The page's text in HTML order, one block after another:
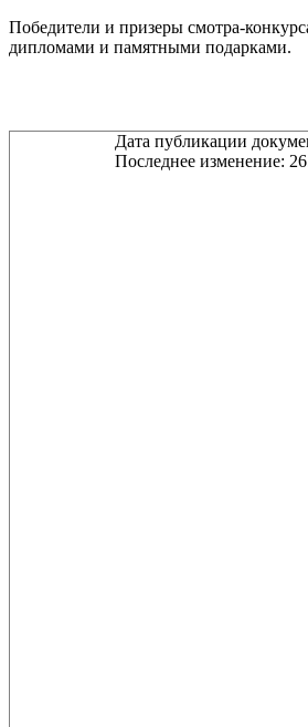
Победители и призеры смотра-
дипломами и памятными подарками.
Дата публикации
Последнее изменение: